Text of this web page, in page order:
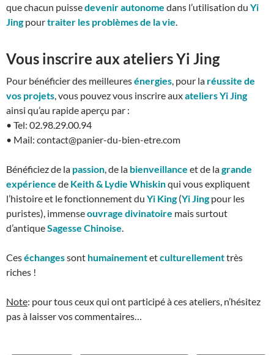
que chacun puissedevenir autonome dans l’utilisation du Yi
Jingpourtraiter les problèmes de la vie
Vous inscrire aux ateliers Yi Jing
Pour bénéficier des meilleuresénergies , pour la réussite de
vos projets , vous pouvez vous inscrire auxateliers Yi Jing
ainsi qu’au rapide aperçu par :
• Tel: 02.98.29.00.94
• Mail: contact@panier-du-bien-etre.com
Bénéficiez de la passion , de la bienveillance et de lagrande
expérience de Keith & Lydie Whiskinqui vous expliquent
l’histoire et le fonctionnement du Yi King(Yi Jingpour les
puristes), immenseouvrage divinatoire mais surtout
d’antiqueSagesse Chinoise
Ceséchangessont humainementetculturellementtrès
riches !
Note: pour tous ceux qui ont participé à ces ateliers, n’hésitez
pas à laisser vos commentaires…